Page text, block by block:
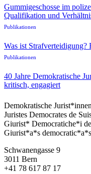
Gummigeschosse im
Qualifikation und
Publikationen
Was ist Strafverteidigung?
Publikationen
40 Jahre Demokratische
kritisch, engagiert
Demokratische
Juristes Democrates de
Giurist* Democratiche*i
Giurist*a*s
Schwanengasse 9
3011 Bern
+41 78 617 87 17